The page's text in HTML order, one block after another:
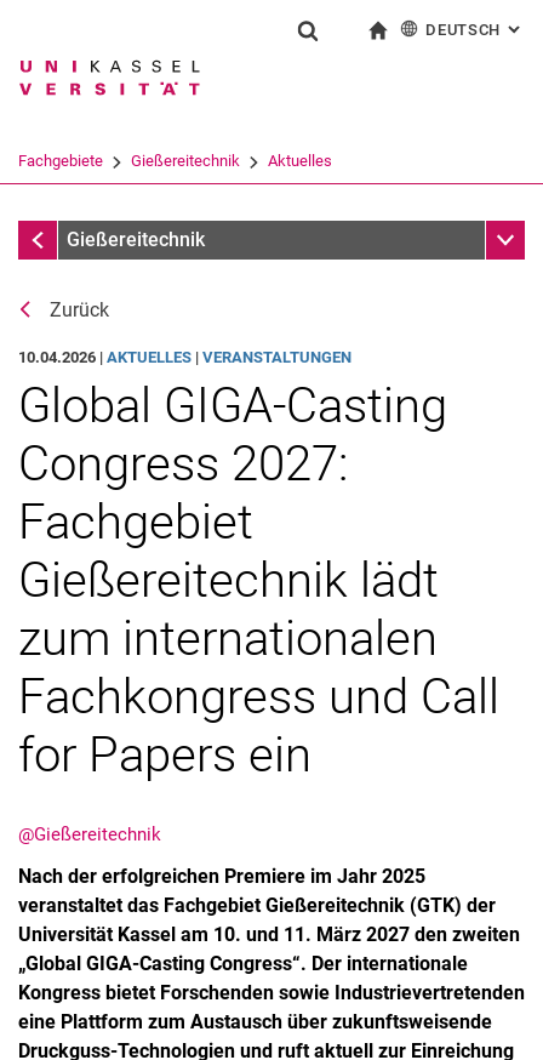
Springe direkt zu: Inhalt
Springe direkt zu: Suche
Springe direkt zu:
Suchbegriff
Suchen (öffnet externen Link in einem
DEUTSCH :
Fachgebiete Gießereitechnik Aktuelles
Aktuelles
Gießereitechnik
Stellenausschreibungen
Nachrichtenarchiv
Zurück
10.04.2026 | AKTUELLES | VERANSTALTUNGEN
Global GIGA-Casting
Congress 2027:
Fachgebiet
Gießereitechnik lädt
zum internationalen
Fachkongress und Call
for Papers ein
@Gießereitechnik
Nach der erfolgreichen Premiere im Jahr 2025
veranstaltet das Fachgebiet Gießereitechnik (GTK) der
Universität Kassel am 10. und 11. März 2027 den zweiten
„Global GIGA-Casting Congress“. Der internationale
Kongress bietet Forschenden sowie Industrievertretenden
eine Plattform zum Austausch über zukunftsweisende
Druckguss-Technologien und ruft aktuell zur Einreichung